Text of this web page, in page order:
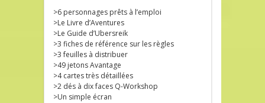
>6 personnages prêts à l’emploi
>Le Livre d’Aventures
>Le Guide d’Ubersreik
>3 fiches de référence sur les règles
>3 feuilles à distribuer
>49 jetons Avantage
>4 cartes très détaillées
>2 dés à dix faces Q-Workshop
>Un simple écran